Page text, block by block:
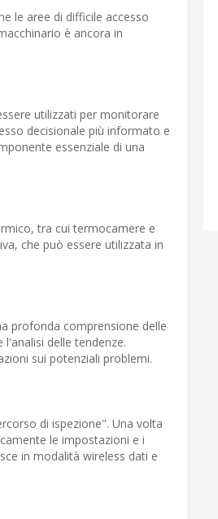
le aree di difficile accesso
è ancora in
utilizzati per monitorare
decisionale più informato e
essenziale di una
tra cui termocamere e
che può essere utilizzata in
profonda comprensione delle
delle tendenze.
sui potenziali problemi.
di ispezione". Una volta
le impostazioni e i
in modalità wireless dati e